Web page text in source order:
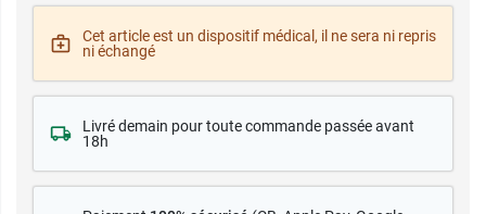
Cet article est un dispositif médical, il ne sera ni repris
ni échangé
Livré demain pour toute commande passée avant
18h